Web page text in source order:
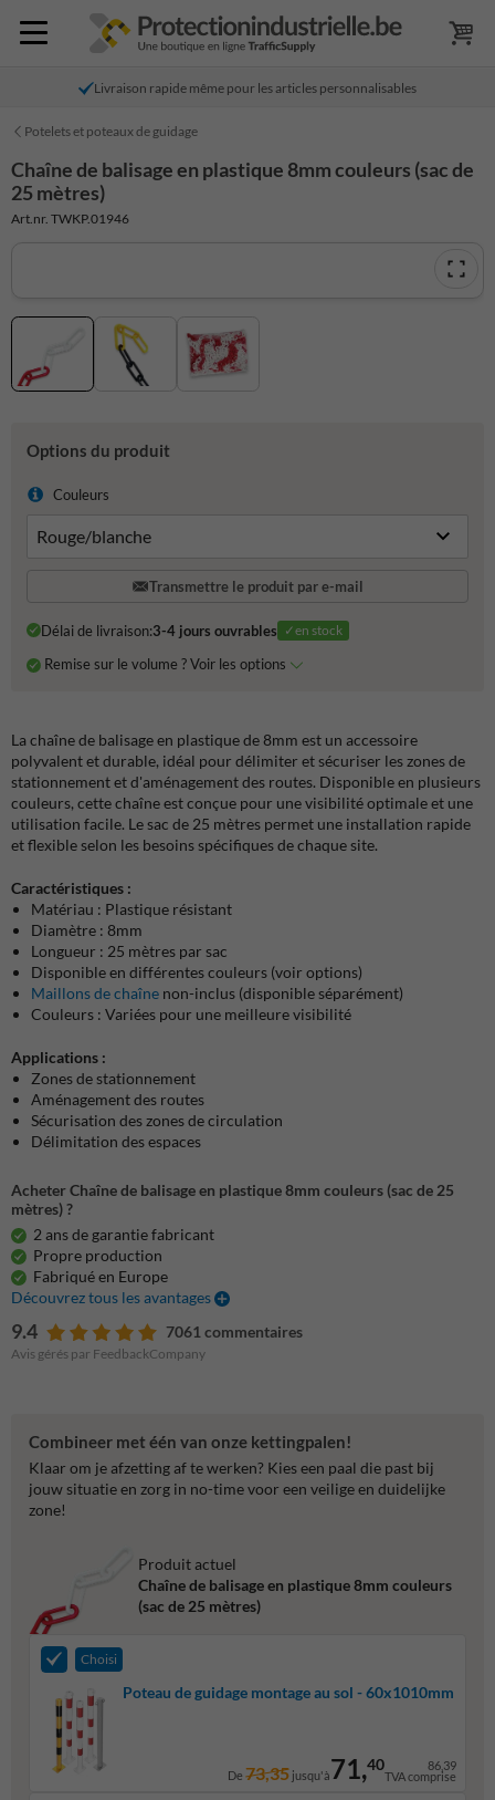
Livraison rapide même pour les articles personnalisables
Potelets et poteaux de guidage
Chaîne de balisage en plastique 8mm couleurs (sac de
25 mètres)
Art.nr. TWKP.01946
Options du produit
Couleurs
Transmettre le produit par e-mail
Délai de livraison:3-4 jours ouvrables ✓en stock
Remise sur le volume ? Voir les options
La chaîne de balisage en plastique de 8mm est un accessoire
polyvalent et durable, idéal pour délimiter et sécuriser les zones de
stationnement et d'aménagement des routes. Disponible en plusieurs
couleurs, cette chaîne est conçue pour une visibilité optimale et une
utilisation facile. Le sac de 25 mètres permet une installation rapide
et flexible selon les besoins spécifiques de chaque site.
Caractéristiques :
Matériau : Plastique résistant
Diamètre : 8mm
Longueur : 25 mètres par sac
Disponible en différentes couleurs (voir options)
Maillons de chaîne non-inclus (disponible séparément)
Couleurs : Variées pour une meilleure visibilité
Applications :
Zones de stationnement
Aménagement des routes
Sécurisation des zones de circulation
Délimitation des espaces
Acheter Chaîne de balisage en plastique 8mm couleurs (sac de 25
mètres) ?
2 ans de garantie fabricant
Propre production
Fabriqué en Europe
Découvrez tous les avantages
9.4 7061 commentaires
Avis gérés par FeedbackCompany
Combineer met één van onze kettingpalen!
Klaar om je afzetting af te werken? Kies een paal die past bij
jouw situatie en zorg in no-time voor een veilige en duidelijke
zone!
Produit actuel
Chaîne de balisage en plastique 8mm couleurs
(sac de 25 mètres)
Choisi
Poteau de guidage montage au sol - 60x1010mm
De 73,35 jusqu'à71,40 86,39
TVA comprise